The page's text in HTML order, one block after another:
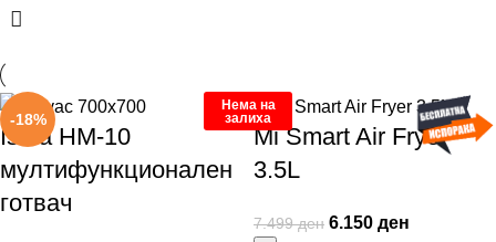
Нема на
залиха
Iskra HM-10
мултифункционален
готвач
-18%
Mi Smart Air Fryer
3.5L
7.499ден 6.150 ден